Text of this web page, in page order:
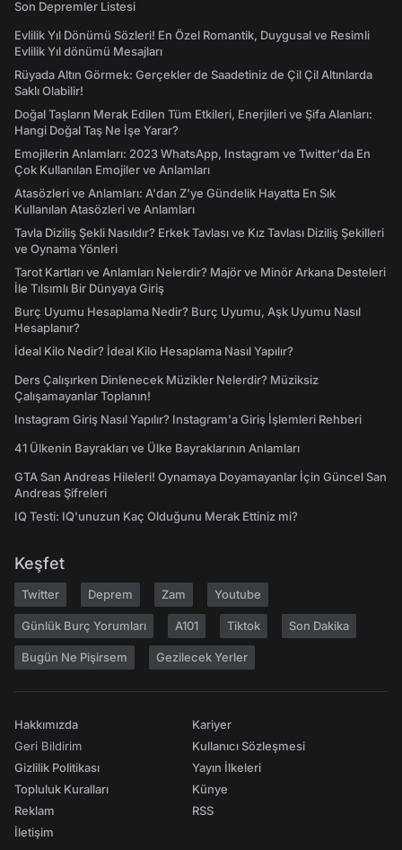
Son Depremler Listesi
Evlilik Yıl Dönümü Sözleri! En Özel Romantik, Duygusal ve Resimli
Evlilik Yıl dönümü Mesajları
Rüyada Altın Görmek: Gerçekler de Saadetiniz de Çil Çil Altınlarda
Saklı Olabilir!
Doğal Taşların Merak Edilen Tüm Etkileri, Enerjileri ve Şifa Alanları:
Hangi Doğal Taş Ne İşe Yarar?
Emojilerin Anlamları: 2023 WhatsApp, Instagram ve Twitter'da En
Çok Kullanılan Emojiler ve Anlamları
Atasözleri ve Anlamları: A'dan Z'ye Gündelik Hayatta En Sık
Kullanılan Atasözleri ve Anlamları
Tavla Diziliş Şekli Nasıldır? Erkek Tavlası ve Kız Tavlası Diziliş Şekilleri
ve Oynama Yönleri
Tarot Kartları ve Anlamları Nelerdir? Majör ve Minör Arkana Desteleri
İle Tılsımlı Bir Dünyaya Giriş
Burç Uyumu Hesaplama Nedir? Burç Uyumu, Aşk Uyumu Nasıl
Hesaplanır?
İdeal Kilo Nedir? İdeal Kilo Hesaplama Nasıl Yapılır?
Ders Çalışırken Dinlenecek Müzikler Nelerdir? Müziksiz
Çalışamayanlar Toplanın!
Instagram Giriş Nasıl Yapılır? Instagram'a Giriş İşlemleri Rehberi
41 Ülkenin Bayrakları ve Ülke Bayraklarının Anlamları
GTA San Andreas Hileleri! Oynamaya Doyamayanlar İçin Güncel San
Andreas Şifreleri
IQ Testi: IQ'unuzun Kaç Olduğunu Merak Ettiniz mi?
Keşfet
Twitter Deprem Zam Youtube
Günlük Burç Yorumları A101 Tiktok Son Dakika
Bugün Ne Pişirsem Gezilecek Yerler
Hakkımızda
Geri Bildirim
Gizlilik Politikası
Topluluk Kuralları
Reklam
İletişim
Kariyer
Kullanıcı Sözleşmesi
Yayın İlkeleri
Künye
RSS